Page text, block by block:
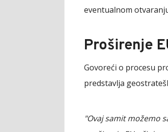
eventualnom
Proširenje
Govoreći o procesu
predstavlja
"Ovaj samit možemo